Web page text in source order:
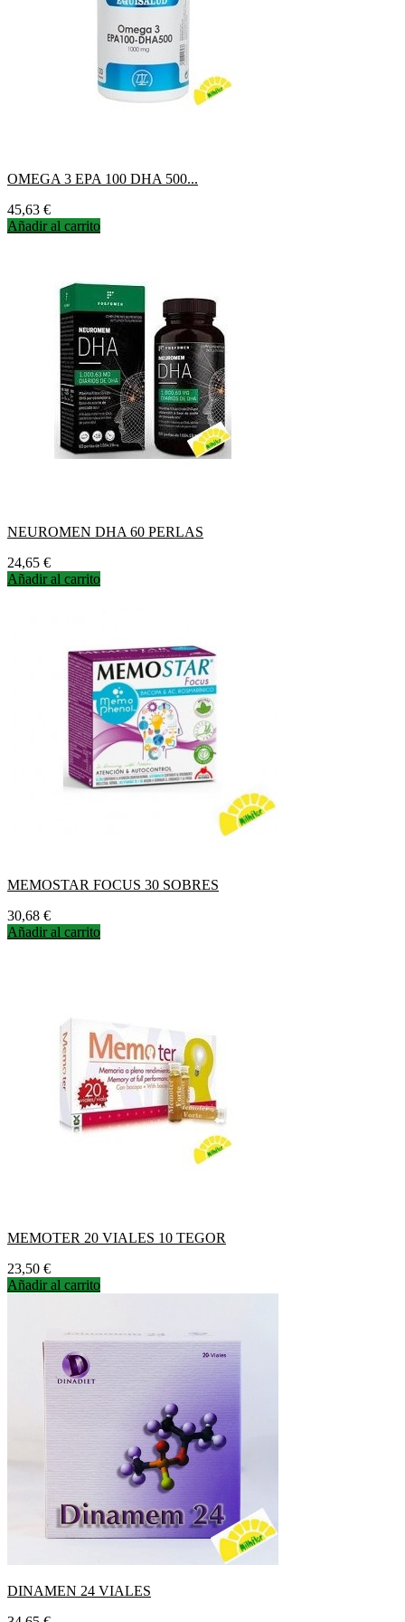
OMEGA 3 EPA 100 DHA 500...
Precio
45,63 €
Añadir al carrito
NEUROMEN DHA 60 PERLAS
Precio
24,65 €
Añadir al carrito
MEMOSTAR FOCUS 30 SOBRES
Precio
30,68 €
Añadir al carrito
MEMOTER 20 VIALES 10 TEGOR
Precio
23,50 €
Añadir al carrito
DINAMEN 24 VIALES